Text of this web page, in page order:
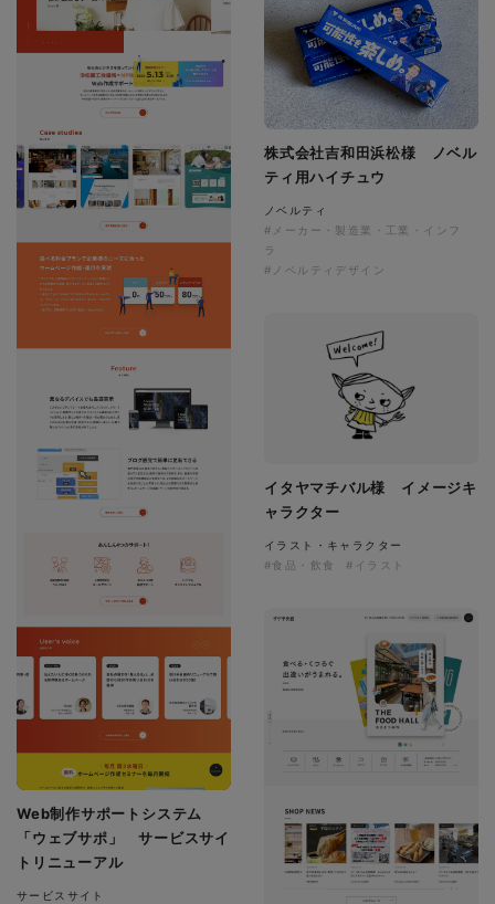
Web制作サポートシステム
「ウェブサポ」 サービスサイ
トリニューアル
サービスサイト
株式会社吉和田浜松様 ノベル
ティ用ハイチュウ
ノベルティ
#メーカー・製造業・工業・インフ
ラ
#ノベルティデザイン
イタヤマチバル様 イメージキ
ャラクター
イラスト・キャラクター
#食品・飲食
#イラスト